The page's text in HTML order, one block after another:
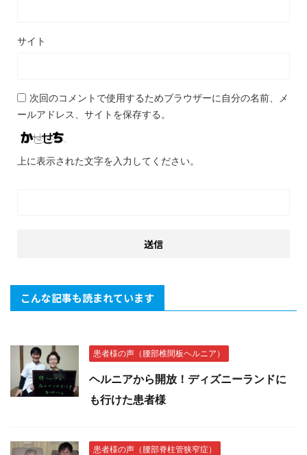
サイト
次回のコメントで使用するためブラウザーに自分の名前、メ
ールアドレス、サイトを保存する。
上に表示された文字を入力してください。
こんな記事も読まれています
患者様の声（腰部椎間板ヘルニア）
ヘルニアから開放！ディズニーランドに
も行けた患者様
患者様の声（腰部脊柱管狭窄症）